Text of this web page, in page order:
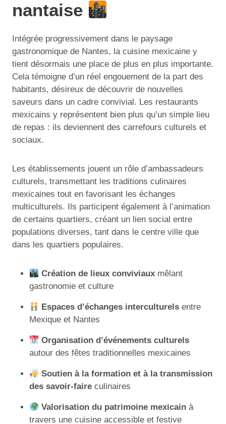
nantaise
Intégrée progressivement dans le paysage
gastronomique de Nantes, la cuisine mexicaine y
tient désormais une place de plus en plus importante.
Cela témoigne d’un réel engouement de la part des
habitants, désireux de découvrir de nouvelles
saveurs dans un cadre convivial. Les restaurants
mexicains y représentent bien plus qu’un simple lieu
de repas : ils deviennent des carrefours culturels et
sociaux.
Les établissements jouent un rôle d’ambassadeurs
culturels, transmettant les traditions culinaires
mexicaines tout en favorisant les échanges
multiculturels. Ils participent également à l’animation
de certains quartiers, créant un lien social entre
populations diverses, tant dans le centre ville que
dans les quartiers populaires.
Création de lieux conviviaux mêlant
gastronomie et culture
Espaces d’échanges interculturels entre
Mexique et Nantes
Organisation d’événements culturels
autour des fêtes traditionnelles mexicaines
Soutien à la formation et à la transmission
des savoir-faire culinaires
Valorisation du patrimoine mexicain à
travers une cuisine accessible et festive